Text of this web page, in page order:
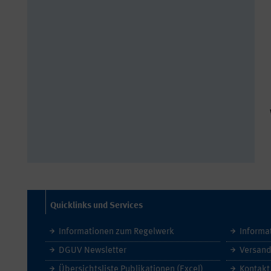
Quicklinks und Services
Informationen zum Regelwerk
DGUV Newsletter